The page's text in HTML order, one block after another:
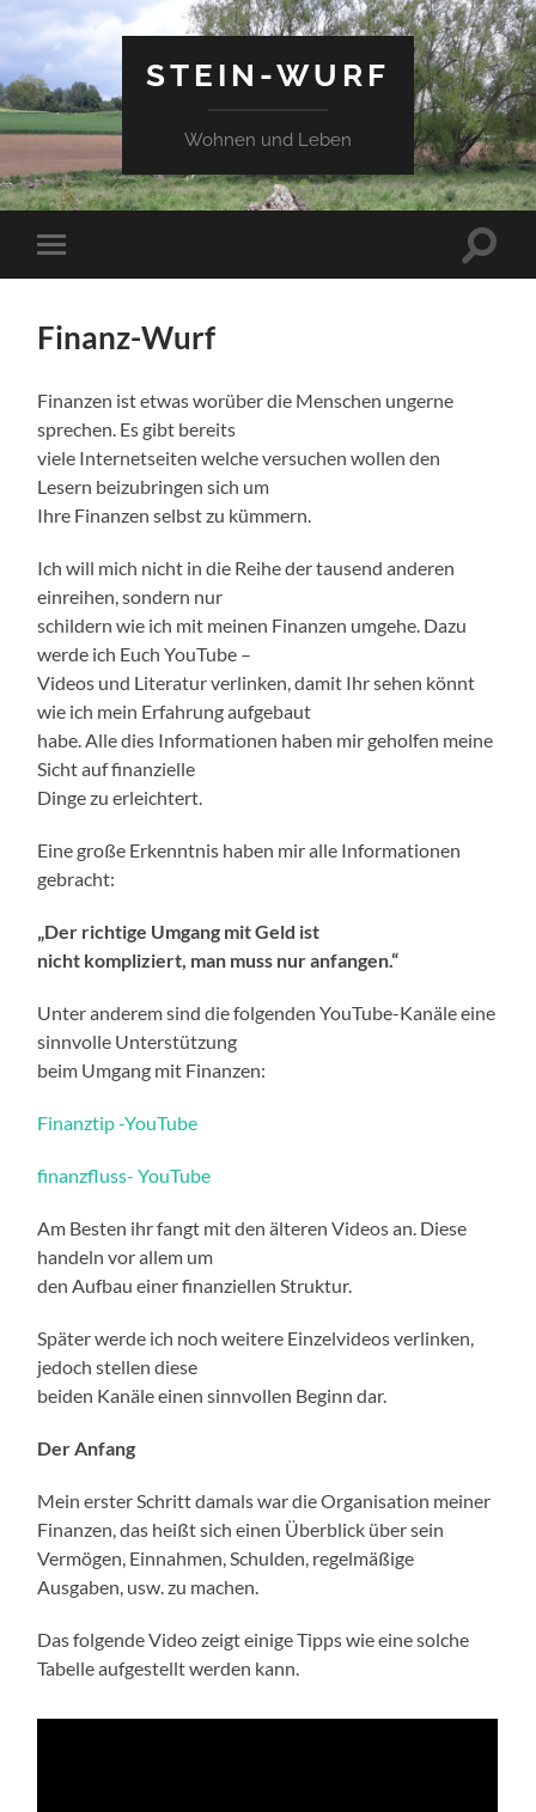
STEIN-WURF
Wohnen und Leben
Mobile-
Menü
Finanz-Wurf
Finanzen ist etwas worüber die Menschen ungerne
sprechen. Es gibt bereits
viele Internetseiten welche versuchen wollen den
Lesern beizubringen sich um
Ihre Finanzen selbst zu kümmern.
Ich will mich nicht in die Reihe der tausend anderen
einreihen, sondern nur
schildern wie ich mit meinen Finanzen umgehe. Dazu
werde ich Euch YouTube –
Videos und Literatur verlinken, damit Ihr sehen könnt
wie ich mein Erfahrung aufgebaut
habe. Alle dies Informationen haben mir geholfen meine
Sicht auf finanzielle
Dinge zu erleichtert.
Eine große Erkenntnis haben mir alle Informationen
gebracht:
„Der richtige Umgang mit Geld ist
nicht kompliziert, man muss nur anfangen.“
Unter anderem sind die folgenden YouTube-Kanäle eine
sinnvolle Unterstützung
beim Umgang mit Finanzen:
Finanztip -YouTube
finanzfluss- YouTube
Am Besten ihr fangt mit den älteren Videos an. Diese
handeln vor allem um
den Aufbau einer finanziellen Struktur.
Später werde ich noch weitere Einzelvideos verlinken,
jedoch stellen diese
beiden Kanäle einen sinnvollen Beginn dar.
Der Anfang
Mein erster Schritt damals war die Organisation meiner
Finanzen, das heißt sich einen Überblick über sein
Vermögen, Einnahmen, Schulden, regelmäßige
Ausgaben, usw. zu machen.
Das folgende Video zeigt einige Tipps wie eine solche
Tabelle aufgestellt werden kann.